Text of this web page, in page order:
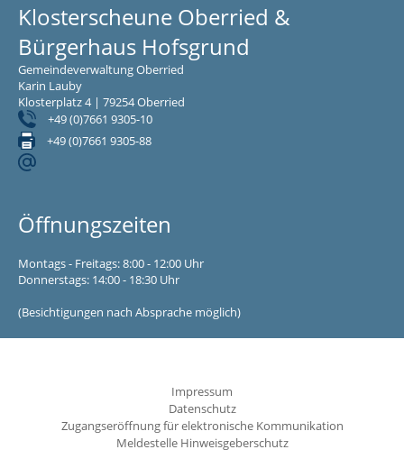
Klosterscheune Oberried &
Bürgerhaus Hofsgrund
Gemeindeverwaltung Oberried
Karin Lauby
Klosterplatz 4 | 79254 Oberried
+49 (0)7661 9305-10
+49 (0)7661 9305-88
Öffnungszeiten
Montags - Freitags: 8:00 - 12:00 Uhr
Donnerstags: 14:00 - 18:30 Uhr
(Besichtigungen nach Absprache möglich)
Impressum
Datenschutz
Zugangseröffnung für elektronische Kommunikation
Meldestelle Hinweisgeberschutz